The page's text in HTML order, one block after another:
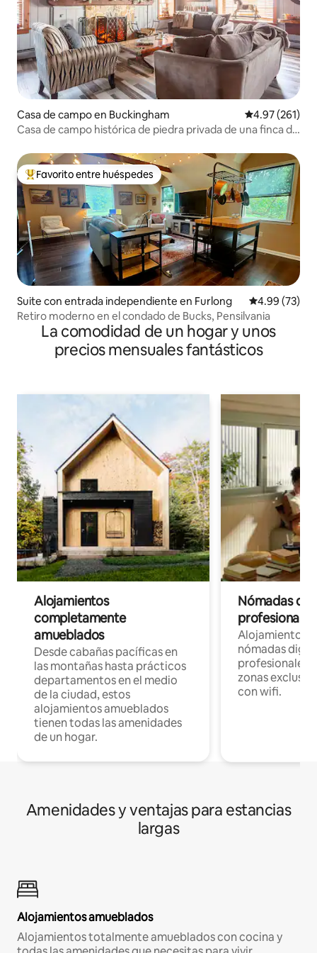
Casa de campo en Buckingham Calificación
4.97 (261)
Casa de campo histórica de piedra privada de una finca de
De los mejores en Favorito entre huéspedes
Favorito entre huéspedes
Suite con entrada independiente en Furlong Calificación
4.99 (73)
Retiro moderno en el condado de Bucks, Pensilvania
La comodidad de un hogar y unos
precios mensuales fantásticos
Alojamientos
completamente
amueblados
Desde cabañas pacíficas en
las montañas hasta prácticos
departamentos en el medio
de la ciudad, estos
alojamientos amueblados
tienen todas las amenidades
de un hogar.
Nómadas
Alojamientos
nómadas
profesionales
zonas
con wifi.
Amenidades y ventajas para estancias
largas
Alojamientos amueblados
Alojamientos totalmente amueblados con cocina y